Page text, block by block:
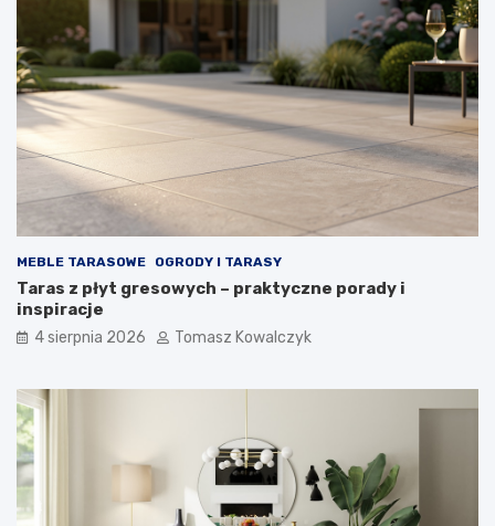
MEBLE TARASOWE OGRODY I TARASY
Taras z płyt gresowych – praktyczne porady i
inspiracje
4 sierpnia 2026 Tomasz Kowalczyk